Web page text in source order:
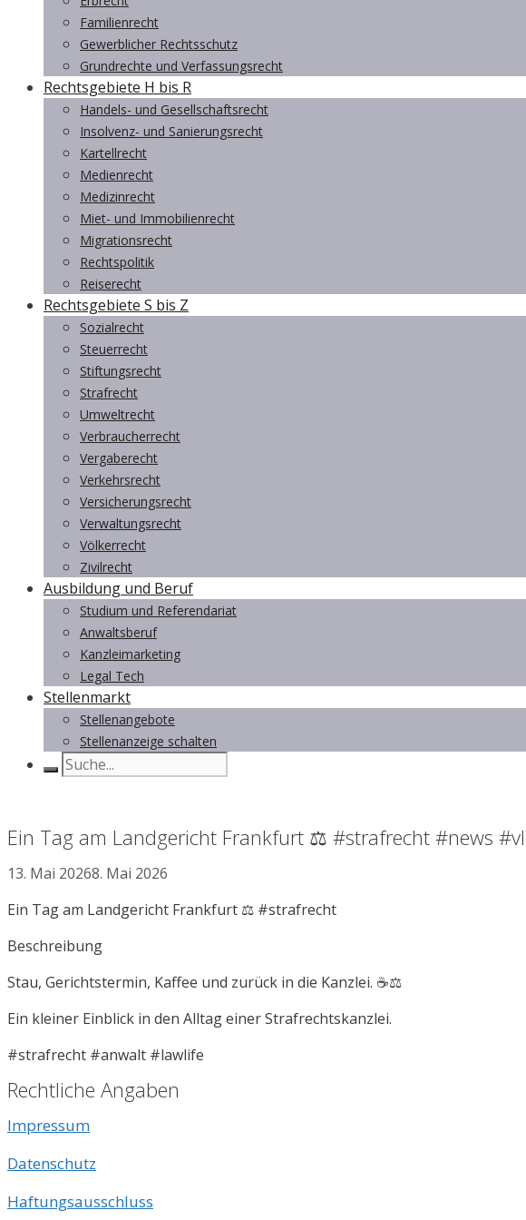
Familienrecht
Gewerblicher Rechtsschutz
Grundrechte und Verfassungsrecht
Rechtsgebiete H bis R
Handels- und Gesellschaftsrecht
Insolvenz- und Sanierungsrecht
Kartellrecht
Medienrecht
Medizinrecht
Miet- und Immobilienrecht
Migrationsrecht
Rechtspolitik
Reiserecht
Rechtsgebiete S bis Z
Sozialrecht
Steuerrecht
Stiftungsrecht
Strafrecht
Umweltrecht
Verbraucherrecht
Vergaberecht
Verkehrsrecht
Versicherungsrecht
Verwaltungsrecht
Völkerrecht
Zivilrecht
Ausbildung und Beruf
Studium und Referendariat
Anwaltsberuf
Kanzleimarketing
Legal Tech
Stellenmarkt
Stellenangebote
Stellenanzeige schalten
Ein Tag am Landgericht Frankfurt ⚖️ #strafrecht #news
13. Mai 20268. Mai 2026
Ein Tag am Landgericht Frankfurt ⚖️ #strafrecht
Beschreibung
Stau, Gerichtstermin, Kaffee und zurück in die Kanzlei. ☕⚖️
Ein kleiner Einblick in den Alltag einer Strafrechtskanzlei.
#strafrecht #anwalt #lawlife
Rechtliche Angaben
Impressum
Datenschutz
Haftungsausschluss